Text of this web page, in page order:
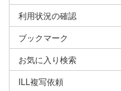
利用状況の確認
ブックマーク
お気に入り検索
ILL複写依頼